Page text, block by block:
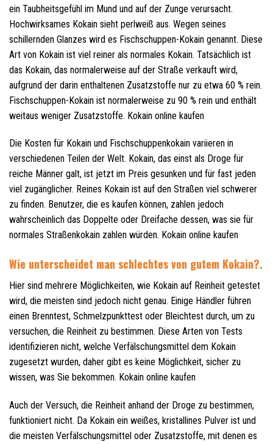
ein Taubheitsgefühl im Mund und auf der Zunge verursacht.
Hochwirksames Kokain sieht perlweiß aus. Wegen seines
schillernden Glanzes wird es Fischschuppen-Kokain genannt. Diese
Art von Kokain ist viel reiner als normales Kokain. Tatsächlich ist
das Kokain, das normalerweise auf der Straße verkauft wird,
aufgrund der darin enthaltenen Zusatzstoffe nur zu etwa 60 % rein.
Fischschuppen-Kokain ist normalerweise zu 90 % rein und enthält
weitaus weniger Zusatzstoffe. Kokain online kaufen
Die Kosten für Kokain und Fischschuppenkokain variieren in
verschiedenen Teilen der Welt. Kokain, das einst als Droge für
reiche Männer galt, ist jetzt im Preis gesunken und für fast jeden
viel zugänglicher. Reines Kokain ist auf den Straßen viel schwerer
zu finden. Benutzer, die es kaufen können, zahlen jedoch
wahrscheinlich das Doppelte oder Dreifache dessen, was sie für
normales Straßenkokain zahlen würden. Kokain online kaufen
Wie unterscheidet man schlechtes von gutem Kokain?.
Hier sind mehrere Möglichkeiten, wie Kokain auf Reinheit getestet
wird, die meisten sind jedoch nicht genau. Einige Händler führen
einen Brenntest, Schmelzpunkttest oder Bleichtest durch, um zu
versuchen, die Reinheit zu bestimmen. Diese Arten von Tests
identifizieren nicht, welche Verfälschungsmittel dem Kokain
zugesetzt wurden, daher gibt es keine Möglichkeit, sicher zu
wissen, was Sie bekommen. Kokain online kaufen
Auch der Versuch, die Reinheit anhand der Droge zu bestimmen,
funktioniert nicht. Da Kokain ein weißes, kristallines Pulver ist und
die meisten Verfälschungsmittel oder Zusatzstoffe, mit denen es